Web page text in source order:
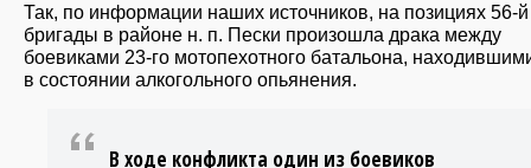
Так, по информации наших источников, на позициях 56-й
бригады в районе н. п. Пески произошла драка между
боевиками 23-го мотопехотного батальона,
в состоянии алкогольного опьянения.
В ходе конфликта один из боевиков